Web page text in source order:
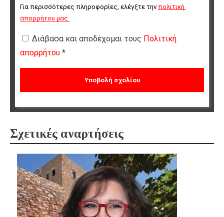
Για περισσότερες πληροφορίες, ελέγξτε την πολιτική
απορρήτου μας
Διάβασα και αποδέχομαι τους Πολιτική
απορρήτου *
Σχετικές αναρτήσεις